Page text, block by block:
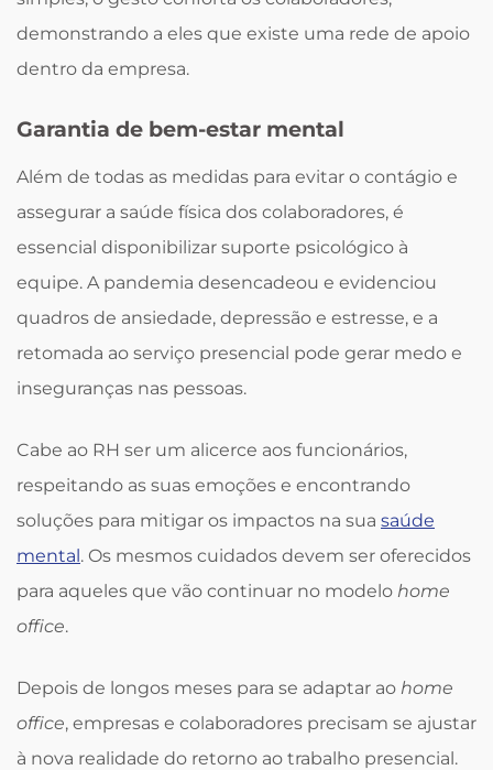
demonstrando a eles que existe uma rede de apoio
dentro da empresa.
Garantia de bem-estar mental
Além de todas as medidas para evitar o contágio e
assegurar a saúde física dos colaboradores, é
essencial disponibilizar suporte psicológico à
equipe. A pandemia desencadeou e evidenciou
quadros de ansiedade, depressão e estresse, e a
retomada ao serviço presencial pode gerar medo e
inseguranças nas pessoas.
Cabe ao RH ser um alicerce aos funcionários,
respeitando as suas emoções e encontrando
soluções para mitigar os impactos na sua saúde
mental. Os mesmos cuidados devem ser oferecidos
para aqueles que vão continuar no modelo home
office.
Depois de longos meses para se adaptar ao home
office, empresas e colaboradores precisam se ajustar
à nova realidade do retorno ao trabalho presencial.